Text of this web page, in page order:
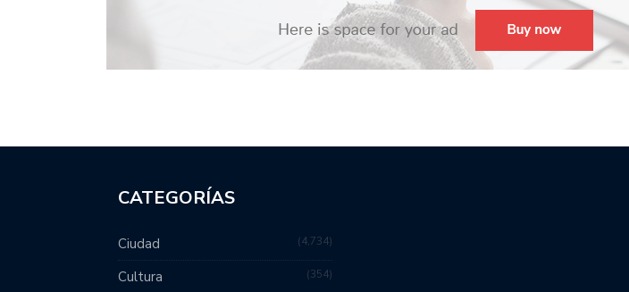
CATEGORÍAS
Ciudad 4,734
Cultura 354